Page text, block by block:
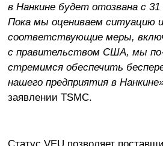
в Нанкине будет отозвана с 31
Пока мы оцениваем ситуацию
соответствующие меры,
с правительством США, мы
стремимся обеспечить
нашего предприятия в
заявлении TSMC.
Статус VEU позволяет